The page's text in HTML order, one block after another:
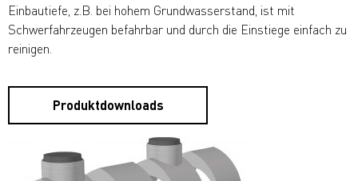
Einbautiefe, z.B. bei hohem Grundwasserstand, ist mit
Schwerfahrzeugen befahrbar und durch die Einstiege einfach zu
reinigen.
Produktdownloads